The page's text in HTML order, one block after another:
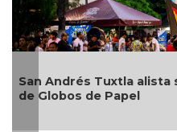
San Andrés Tuxtla
de Globos de Papel